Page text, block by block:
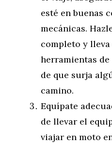
esté en buenas
mecánicas.
completo y
herramientas de
de que surja
camino.
Equípate
de llevar el
viajar en moto